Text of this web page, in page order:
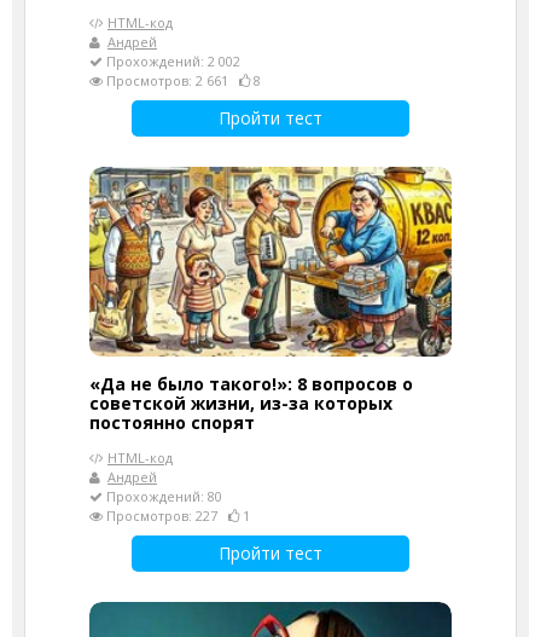
HTML-код
Андрей
Прохождений: 2 002
Просмотров: 2 661
8
Пройти тест
«Да не было такого!»: 8 вопросов о
советской жизни, из-за которых
постоянно спорят
HTML-код
Андрей
Прохождений: 80
Просмотров: 227
1
Пройти тест